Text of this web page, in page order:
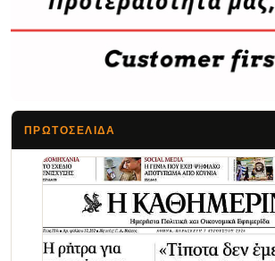
ΠΡΩΤΟΣΈΛΙΔΑ